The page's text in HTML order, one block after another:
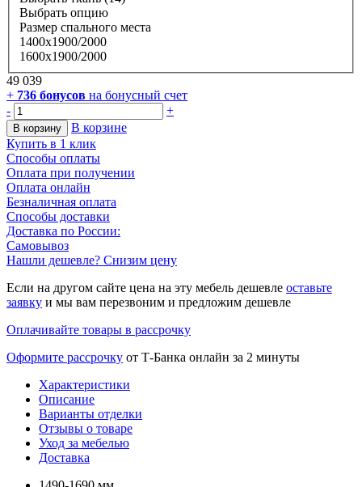
Выбрать опцию
Размер спального места
1400х1900/2000
1600х1900/2000
49 039
+ 736 бонусов на бонусный счет
-
+
В корзину
В корзине
Купить в 1 клик
Способы оплаты
Оплата при получении
Оплата онлайн
Безналичная оплата
Способы доставки
Доставка по России:
Самовывоз
Нашли дешевле? Снизим цену
Если на другом сайте цена на эту мебель дешевле оставьте
заявку и мы вам перезвоним и предложим дешевле
Оплачивайте товары в рассрочку
Оформите рассрочку от Т-Банка онлайн за 2 минуты
Характеристики
Описание
Варианты отделки
Отзывы о товаре
Уход за мебелью
Доставка